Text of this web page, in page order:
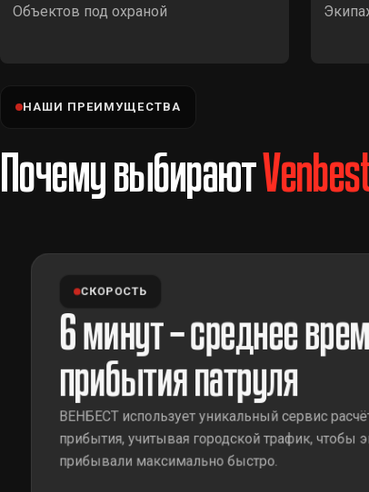
Объектов под охраной
НАШИ ПРЕИМУЩЕСТВА
Почему выбираютVenbest
СКОРОСТЬ
6 минут – среднее
прибытия патруля
ВЕНБЕСТ использует уникальный сервис
прибытия, учитывая городской трафик, чтобы
прибывали максимально быстро.